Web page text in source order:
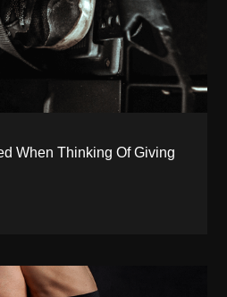
When Thinking Of Giving